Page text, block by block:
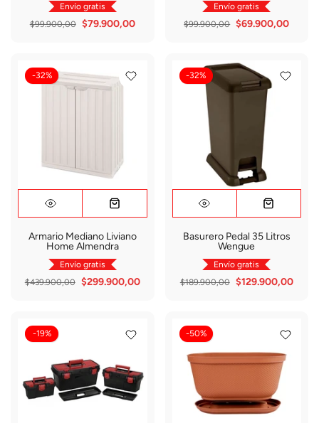
Envío gratis
$99.900,00 $79.900,00
Envío gratis
$99.900,00 $69.900,00
-32%
Armario Mediano Liviano
Home Almendra
Envío gratis
$439.900,00 $299.900,00
-32%
Basurero Pedal 35 Litros
Wengue
Envío gratis
$189.900,00 $129.900,00
-19% -50%